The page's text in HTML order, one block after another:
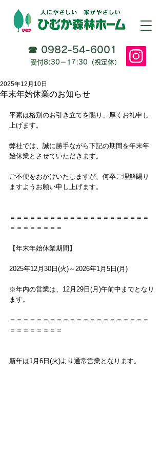
☎ 0982-54-6001
受付8:30－17:30（祝定休）
年末年始休業のお知らせ
2025年12月10日
平素は格別のお引き立てを賜り、厚くお礼申し
上げます。
弊社では、誠に勝手ながら下記の期間を年末年
始休業とさせていただきます。
ご不便をおかけいたしますが、何卒ご理解賜り
ますようお願い申し上げます。
＝＝＝＝＝＝＝＝＝＝＝＝＝＝＝＝＝＝＝＝＝
＝＝＝＝＝＝＝＝
【年末年始休業期間】
2025年12月30日(火)～2026年1月5日(月)
※年内の営業は、12月29日(月)午前中までとなり
ます。
＝＝＝＝＝＝＝＝＝＝＝＝＝＝＝＝＝＝＝＝＝
＝＝＝＝＝＝＝＝
新年は1月6日(火)より通常営業となります。